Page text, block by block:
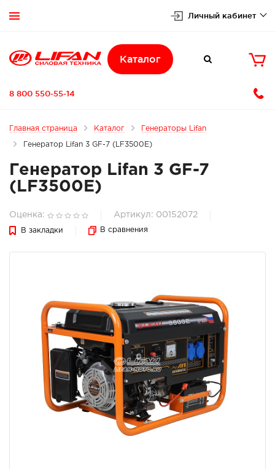
 Личный кабинет
Каталог  
8 800 550-55-14
Главная страница Каталог Генераторы Lifan
Генератор Lifan 3 GF-7 (LF3500E)
Генератор Lifan 3 GF-7
(LF3500E)
Оценка: Артикул: 00152072
В закладки В сравнения